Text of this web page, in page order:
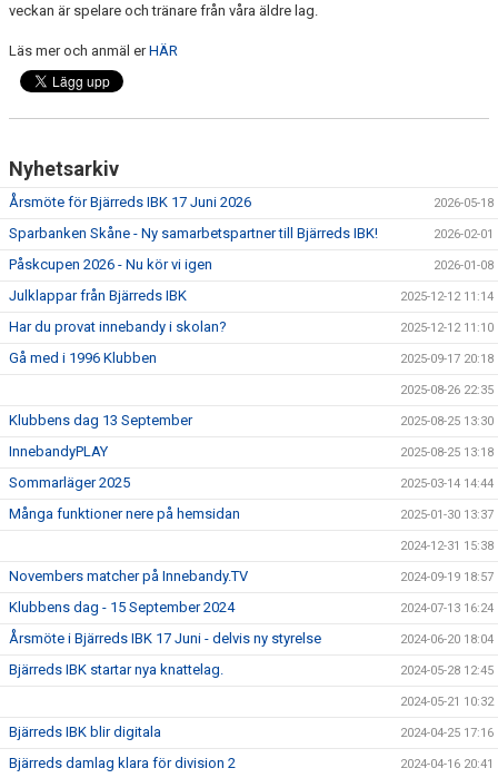
veckan är spelare och tränare från våra äldre lag.
Läs mer och anmäl erHÄR
Nyhetsarkiv
Årsmöte för Bjärreds IBK 17 Juni 2026 2026-05-18
Sparbanken Skåne - Ny samarbetspartner till Bjärreds IBK! 2026-02-01
Påskcupen 2026 - Nu kör vi igen 2026-01-08
Julklappar från Bjärreds IBK 2025-12-12 11:14
Har du provat innebandy i skolan? 2025-12-12 11:10
Gå med i 1996 Klubben 2025-09-17 20:18
2025-08-26 22:35
Klubbens dag 13 September 2025-08-25 13:30
InnebandyPLAY 2025-08-25 13:18
Sommarläger 2025 2025-03-14 14:44
Många funktioner nere på hemsidan 2025-01-30 13:37
2024-12-31 15:38
Novembers matcher på Innebandy.TV 2024-09-19 18:57
Klubbens dag - 15 September 2024 2024-07-13 16:24
Årsmöte i Bjärreds IBK 17 Juni - delvis ny styrelse 2024-06-20 18:04
Bjärreds IBK startar nya knattelag. 2024-05-28 12:45
2024-05-21 10:32
Bjärreds IBK blir digitala 2024-04-25 17:16
Bjärreds damlag klara för division 2 2024-04-16 20:41